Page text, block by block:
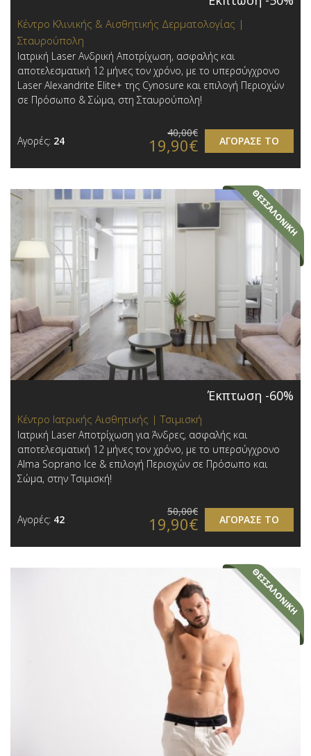
Κέντρο Κλινικής & Αισθητικής Δερματολογίας |
Σταυρούπολη
Ιατρική Laser Ανδρική Αποτρίχωση, ασφαλής και
αποτελεσματική 12 μήνες τον χρόνο, με το υπερσύγχρονο
Laser Alexandrite Elite+ της Cynosure και επιλογή Περιοχών
σε Πρόσωπο & Σώμα, στη Σταυρούπολη!
Αγορές: 24 ΑΓΟΡΑΣΕ ΤΟ
40,00€
19,90€
Έκπτωση -60%
Κέντρο Ιατρικής Αισθητικής | Τσιμισκή
Ιατρική Laser Αποτρίχωση για Άνδρες, ασφαλής και
αποτελεσματική 12 μήνες τον χρόνο, με το υπερσύγχρονο
Alma Soprano Ice & επιλογή Περιοχών σε Πρόσωπο και
Σώμα, στην Τσιμισκή!
Αγορές: 42 ΑΓΟΡΑΣΕ ΤΟ
50,00€
19,90€